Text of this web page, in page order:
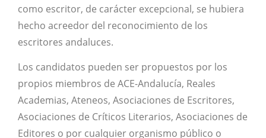
como escritor, de carácter excepcional, se hubiera
hecho acreedor del reconocimiento de los
escritores andaluces.
Los candidatos pueden ser propuestos por los
propios miembros de ACE-Andalucía, Reales
Academias, Ateneos, Asociaciones de Escritores,
Asociaciones de Críticos Literarios, Asociaciones de
Editores o por cualquier organismo público o